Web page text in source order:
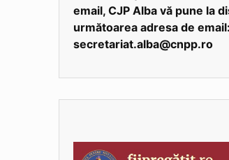
email, CJP Alba vă pune la
următoarea adresa de email:
secretariat.alba@cnpp.ro